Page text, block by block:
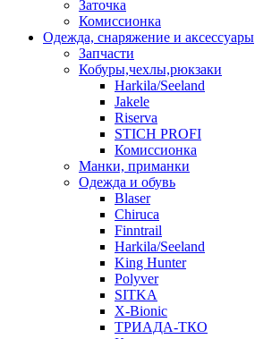
Заточка
Комиссионка
Одежда, снаряжение и аксессуары
Запчасти
Кобуры,чехлы,рюкзаки
Harkila/Seeland
Jakele
Riserva
STICH PROFI
Комиссионка
Манки, приманки
Одежда и обувь
Blaser
Chiruca
Finntrail
Harkila/Seeland
King Hunter
Polyver
SITKA
X-Bionic
ТРИАДА-ТКО